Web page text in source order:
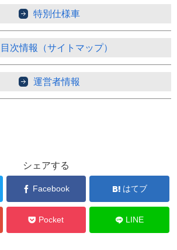
特別仕様車
目次情報（サイトマップ）
運営者情報
シェアする
Facebook はてブ
Pocket LINE